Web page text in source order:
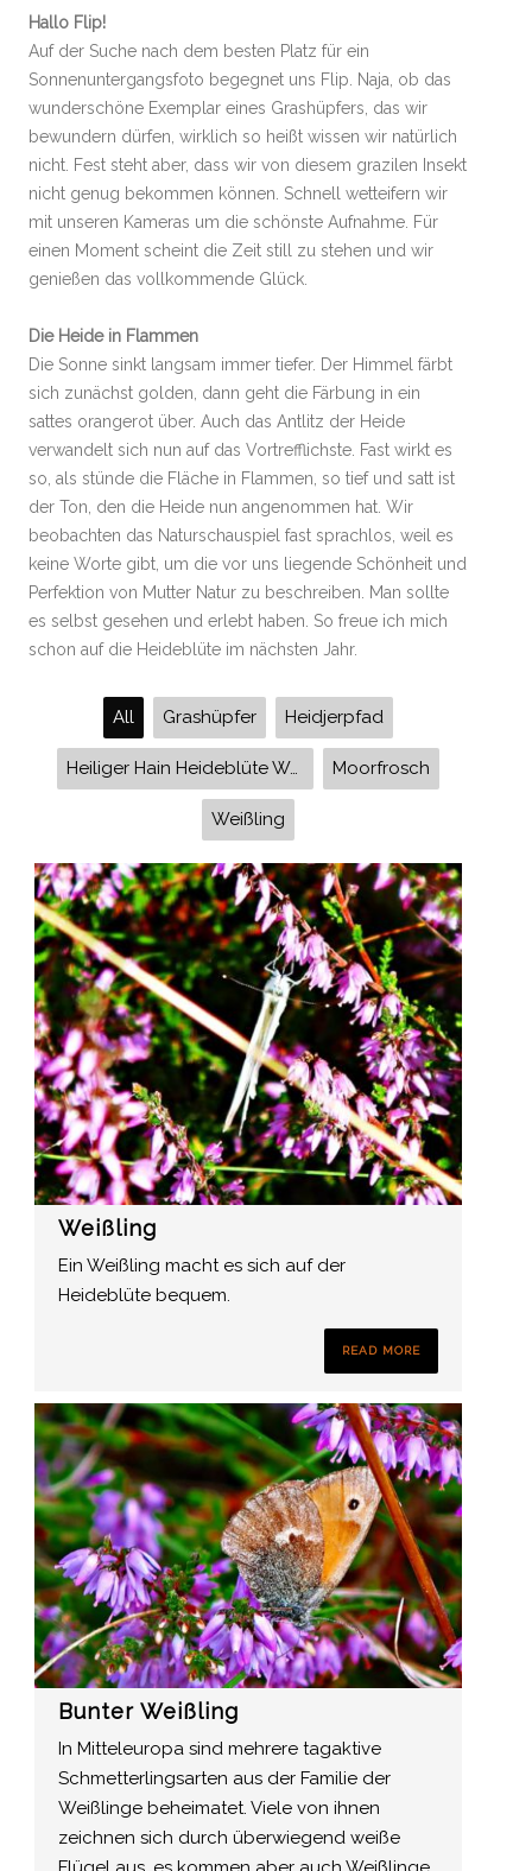
Hallo Flip!
Auf der Suche nach dem besten Platz für ein
Sonnenuntergangsfoto begegnet uns Flip. Naja, ob das
wunderschöne Exemplar eines Grashüpfers, das wir
bewundern dürfen, wirklich so heißt wissen wir natürlich
nicht. Fest steht aber, dass wir von diesem grazilen Insekt
nicht genug bekommen können. Schnell wetteifern wir
mit unseren Kameras um die schönste Aufnahme. Für
einen Moment scheint die Zeit still zu stehen und wir
genießen das vollkommende Glück.
Die Heide in Flammen
Die Sonne sinkt langsam immer tiefer. Der Himmel färbt
sich zunächst golden, dann geht die Färbung in ein
sattes orangerot über. Auch das Antlitz der Heide
verwandelt sich nun auf das Vortrefflichste. Fast wirkt es
so, als stünde die Fläche in Flammen, so tief und satt ist
der Ton, den die Heide nun angenommen hat. Wir
beobachten das Naturschauspiel fast sprachlos, weil es
keine Worte gibt, um die vor uns liegende Schönheit und
Perfektion von Mutter Natur zu beschreiben. Man sollte
es selbst gesehen und erlebt haben. So freue ich mich
schon auf die Heideblüte im nächsten Jahr.
All Grashüpfer Heidjerpfad
Heiliger Hain Heideblüte Wanderung Schönewörde Örrelbach Betzhorn Schafstall Hermann Löns-Stein Weißenberge Ise Moorfrosch
Weißling
Weißling
Ein Weißling macht es sich auf der
Heideblüte bequem.
READ MORE
Bunter Weißling
In Mitteleuropa sind mehrere tagaktive
Schmetterlingsarten aus der Familie der
Weißlinge beheimatet. Viele von ihnen
zeichnen sich durch überwiegend weiße